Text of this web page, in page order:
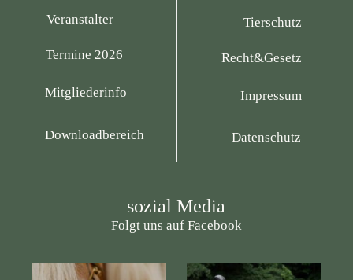
sozial Media
Folgt uns auf Facebook
Veranstalter Tierschutz
Recht&Gesetz
Termine 2026
Mitgliederinfo Impressum
Downloadbereich Datenschutz